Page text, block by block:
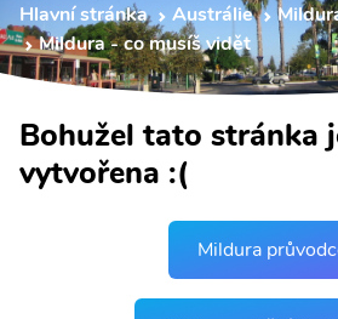
Hlavní stránka
Austrálie
Mildura - co musíš vidět
Bohužel tato stránka
vytvořena :(
Mildura